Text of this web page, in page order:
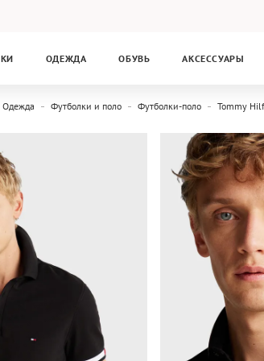
ОДЕЖДА ОБУВЬ АКСЕССУАРЫ
Одежда Футболки и поло Футболки-поло Tommy